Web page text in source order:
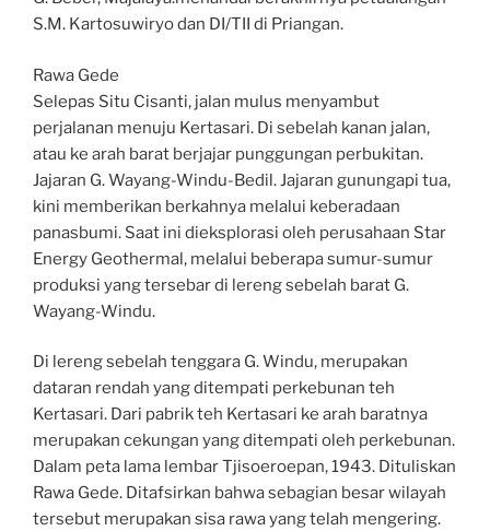
S.M. Kartosuwiryo dan DI/TII di Priangan.
Rawa Gede
Selepas Situ Cisanti, jalan mulus menyambut
perjalanan menuju Kertasari. Di sebelah kanan jalan,
atau ke arah barat berjajar punggungan perbukitan.
Jajaran G. Wayang-Windu-Bedil. Jajaran gunungapi tua,
kini memberikan berkahnya melalui keberadaan
panasbumi. Saat ini dieksplorasi oleh perusahaan Star
Energy Geothermal, melalui beberapa sumur-sumur
produksi yang tersebar di lereng sebelah barat G.
Wayang-Windu.
Di lereng sebelah tenggara G. Windu, merupakan
dataran rendah yang ditempati perkebunan teh
Kertasari. Dari pabrik teh Kertasari ke arah baratnya
merupakan cekungan yang ditempati oleh perkebunan.
Dalam peta lama lembar Tjisoeroepan, 1943. Dituliskan
Rawa Gede. Ditafsirkan bahwa sebagian besar wilayah
tersebut merupakan sisa rawa yang telah mengering.